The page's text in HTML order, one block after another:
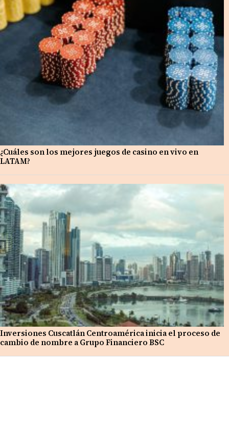
¿Cuáles son los mejores juegos de casino en vivo en
LATAM?
Inversiones Cuscatlán Centroamérica inicia el proceso de
cambio de nombre a Grupo Financiero BSC